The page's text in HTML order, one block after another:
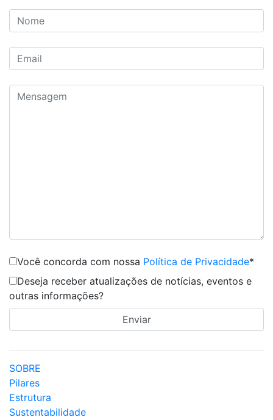
Você concorda com nossa Política de Privacidade*
Deseja receber atualizações de notícias, eventos e
outras informações?
SOBRE
Pilares
Estrutura
Sustentabilidade